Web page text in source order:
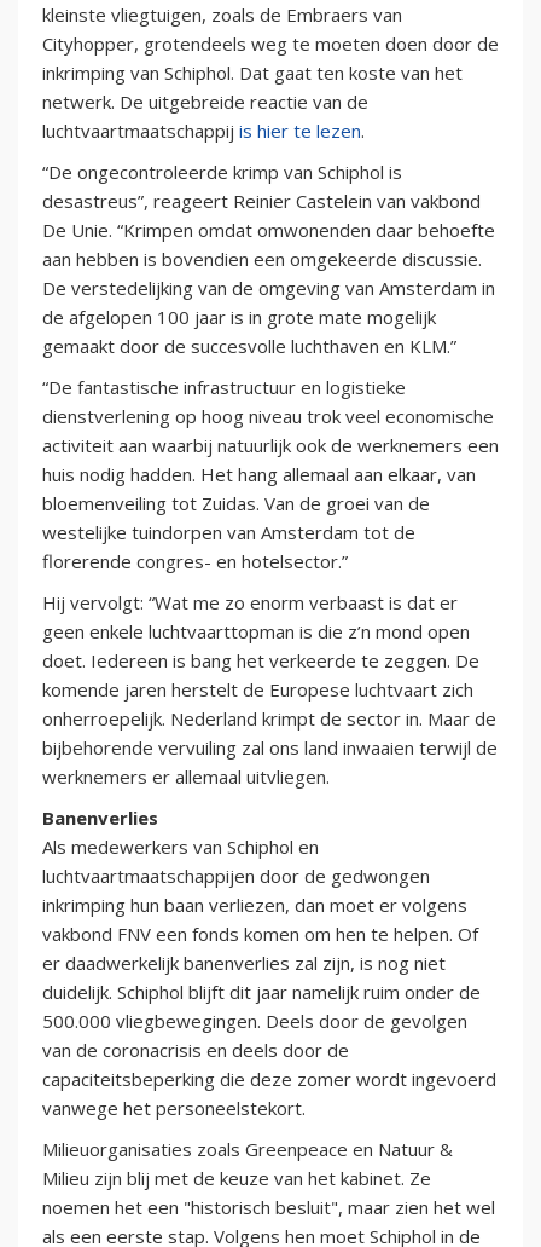
kleinste vliegtuigen, zoals de Embraers van
Cityhopper, grotendeels weg te moeten doen door de
inkrimping van Schiphol. Dat gaat ten koste van het
netwerk. De uitgebreide reactie van de
luchtvaartmaatschappij is hier te lezen.
“De ongecontroleerde krimp van Schiphol is
desastreus”, reageert Reinier Castelein van vakbond
De Unie. “Krimpen omdat omwonenden daar behoefte
aan hebben is bovendien een omgekeerde discussie.
De verstedelijking van de omgeving van Amsterdam in
de afgelopen 100 jaar is in grote mate mogelijk
gemaakt door de succesvolle luchthaven en KLM.”
“De fantastische infrastructuur en logistieke
dienstverlening op hoog niveau trok veel economische
activiteit aan waarbij natuurlijk ook de werknemers een
huis nodig hadden. Het hang allemaal aan elkaar, van
bloemenveiling tot Zuidas. Van de groei van de
westelijke tuindorpen van Amsterdam tot de
florerende congres- en hotelsector.”
Hij vervolgt: “Wat me zo enorm verbaast is dat er
geen enkele luchtvaarttopman is die z’n mond open
doet. Iedereen is bang het verkeerde te zeggen. De
komende jaren herstelt de Europese luchtvaart zich
onherroepelijk. Nederland krimpt de sector in. Maar de
bijbehorende vervuiling zal ons land inwaaien terwijl de
werknemers er allemaal uitvliegen.
Banenverlies
Als medewerkers van Schiphol en
luchtvaartmaatschappijen door de gedwongen
inkrimping hun baan verliezen, dan moet er volgens
vakbond FNV een fonds komen om hen te helpen. Of
er daadwerkelijk banenverlies zal zijn, is nog niet
duidelijk. Schiphol blijft dit jaar namelijk ruim onder de
500.000 vliegbewegingen. Deels door de gevolgen
van de coronacrisis en deels door de
capaciteitsbeperking die deze zomer wordt ingevoerd
vanwege het personeelstekort.
Milieuorganisaties zoals Greenpeace en Natuur &
Milieu zijn blij met de keuze van het kabinet. Ze
noemen het een "historisch besluit", maar zien het wel
als een eerste stap. Volgens hen moet Schiphol in de